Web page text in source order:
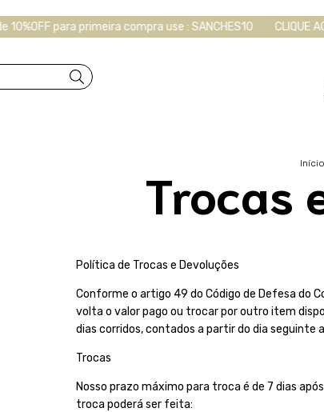
para primeira compra use : SANCHES10 CLIQUE AQUI
Início
Trocas
Política de Trocas e Devoluções
Conforme o artigo 49 do Código de Defesa do
volta o valor pago ou trocar por outro item
dias corridos, contados a partir do dia seguinte
Trocas
Nosso prazo máximo para troca é de 7 dias
troca poderá ser feita: